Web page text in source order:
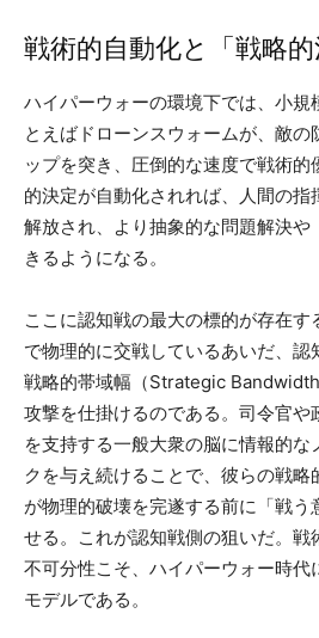
戦術的自動化と「戦略
ハイパーウォーの環境下では、小規
とえばドローンスウォームが、敵の
ップを突き、圧倒的な速度で戦術
的決定が自動化されれば、人間の指
解放され、より抽象的な問題解決や
きるようになる。
ここに認知戦の最大の標的が存在
で物理的に交戦しているあいだ、認
戦略的帯域幅（Strategic
攻撃を仕掛けるのである。司令官や
を支持する一般大衆の脳に情報的な
クを与え続けることで、彼らの戦略
が物理的破壊を完遂する前に「戦う
せる。これが認知戦側の狙いだ。戦
不可分性こそ、ハイパーウォー時代
モデルである。